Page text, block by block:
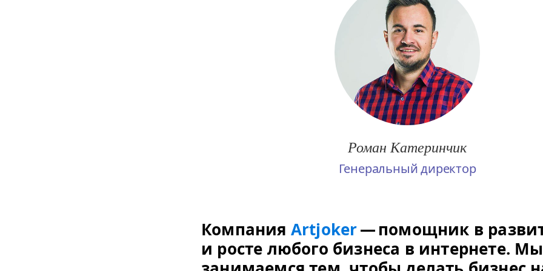
Роман Катеринчик
Генеральный директор
Компания Artjok­er— помощник в
и росте любого бизнеса в интернете. Мы